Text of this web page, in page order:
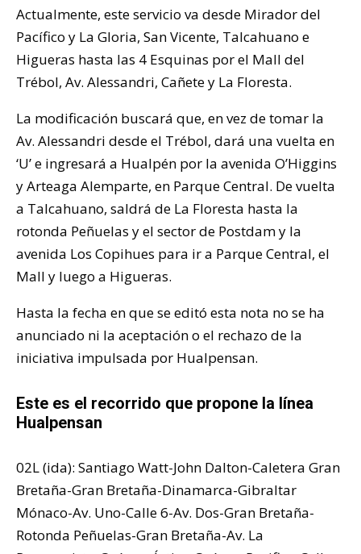
Actualmente, este servicio va desde Mirador del
Pacífico y La Gloria, San Vicente, Talcahuano e
Higueras hasta las 4 Esquinas por el Mall del
Trébol, Av. Alessandri, Cañete y La Floresta.
La modificación buscará que, en vez de tomar la
Av. Alessandri desde el Trébol, dará una vuelta en
‘U’ e ingresará a Hualpén por la avenida O’Higgins
y Arteaga Alemparte, en Parque Central. De vuelta
a Talcahuano, saldrá de La Floresta hasta la
rotonda Peñuelas y el sector de Postdam y la
avenida Los Copihues para ir a Parque Central, el
Mall y luego a Higueras.
Hasta la fecha en que se editó esta nota no se ha
anunciado ni la aceptación o el rechazo de la
iniciativa impulsada por Hualpensan.
Este es el recorrido que propone la línea
Hualpensan
02L (ida): Santiago Watt-John Dalton-Caletera Gran
Bretaña-Gran Bretaña-Dinamarca-Gibraltar
Mónaco-Av. Uno-Calle 6-Av. Dos-Gran Bretaña-
Rotonda Peñuelas-Gran Bretaña-Av. La